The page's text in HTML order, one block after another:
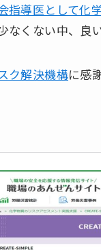
指導医として化
なくない中、良
ク解決機構に感